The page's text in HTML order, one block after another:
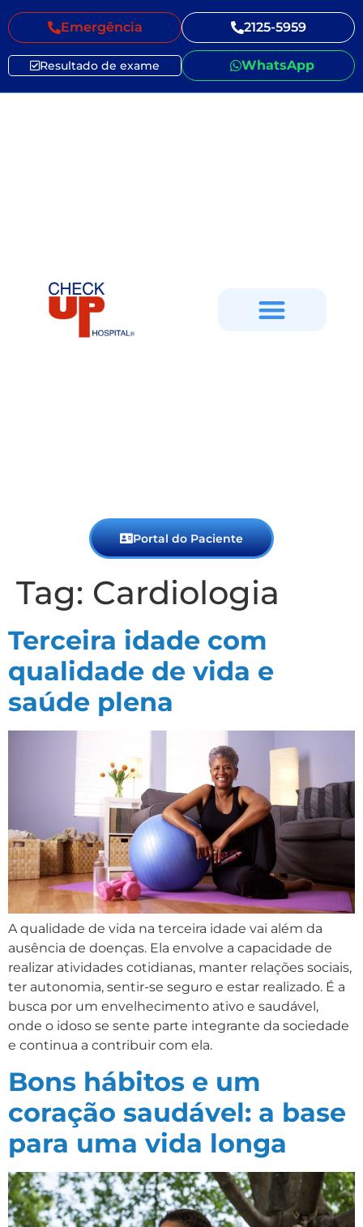
Emergência 2125-5959
Resultado de exame WhatsApp
Portal do Paciente
Tag: Cardiologia
Terceira idade com
qualidade de vida e
saúde plena
A qualidade de vida na terceira idade vai além da
ausência de doenças. Ela envolve a capacidade de
realizar atividades cotidianas, manter relações sociais,
ter autonomia, sentir-se seguro e estar realizado. É a
busca por um envelhecimento ativo e saudável,
onde o idoso se sente parte integrante da sociedade
e continua a contribuir com ela.
Bons hábitos e um
coração saudável: a base
para uma vida longa